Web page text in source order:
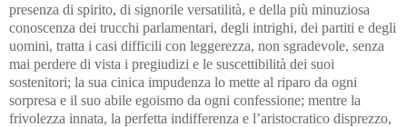
presenza di spirito, di signorile versatilità, e della più minuziosa
conoscenza dei trucchi parlamentari, degli intrighi, dei partiti e degli
uomini, tratta i casi difficili con leggerezza, non sgradevole, senza
mai perdere di vista i pregiudizi e le suscettibilità dei suoi
sostenitori; la sua cinica impudenza lo mette al riparo da ogni
sorpresa e il suo abile egoismo da ogni confessione; mentre la
frivolezza innata, la perfetta indifferenza e l’aristocratico disprezzo,